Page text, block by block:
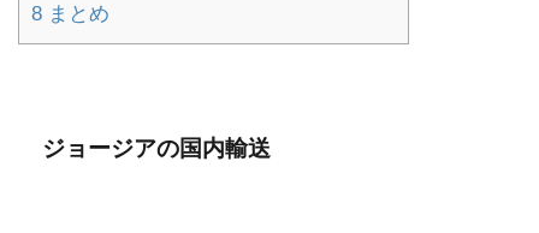
8 まとめ
ジョージアの国内輸送